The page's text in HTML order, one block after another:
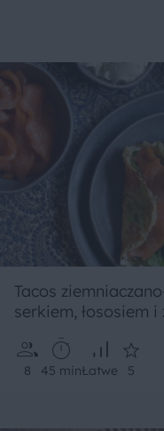
Tacos
serkiem, łososiem i
8 45 minŁatwe 5